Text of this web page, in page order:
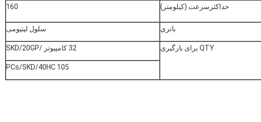
حداکثرسرعت (کیلومتر) 160
باتری سلول لیتیومی
QTY برای بارگیری 32 کامپیوتر /SKD/20GP
105 PCs/SKD/40HC